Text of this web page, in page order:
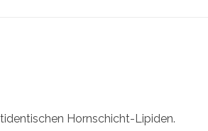
Hornschicht-Lipiden.